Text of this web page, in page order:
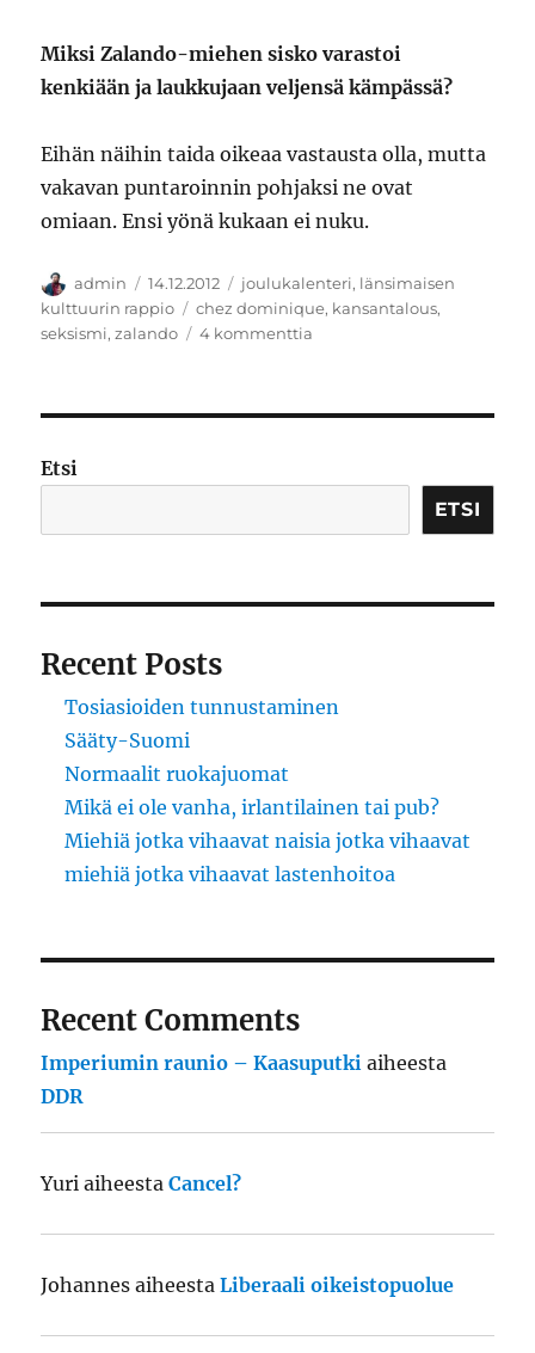
Miksi Zalando-miehen sisko varastoi
kenkiään ja laukkujaan veljensä kämpässä?
Eihän näihin taida oikeaa vastausta olla, mutta
vakavan puntaroinnin pohjaksi ne ovat
omiaan. Ensi yönä kukaan ei nuku.
Kirjoittaja
admin Julkaistu
14.12.2012 Kategoriat
joulukalenteri, länsimaisen
kulttuurin rappio
Avainsanat
chez dominique, kansantalous,
seksismi,zalando 4 kommenttia
Etsi
ETSI
Recent Posts
Tosiasioiden tunnustaminen
Sääty-Suomi
Normaalit ruokajuomat
Mikä ei ole vanha, irlantilainen tai pub?
Miehiä jotka vihaavat naisia jotka vihaavat
miehiä jotka vihaavat lastenhoitoa
Recent Comments
Imperiumin raunio – Kaasuputki aiheesta
DDR
Yuri aiheestaCancel?
Johannes aiheestaLiberaali oikeistopuolue